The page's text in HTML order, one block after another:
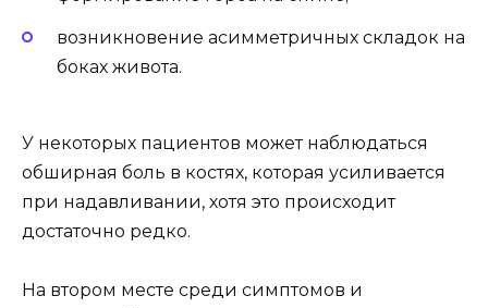
возникновение асимметричных складок на
боках живота.
У некоторых пациентов может наблюдаться
обширная боль в костях, которая усиливается
при надавливании, хотя это происходит
достаточно редко.
На втором месте среди симптомов и